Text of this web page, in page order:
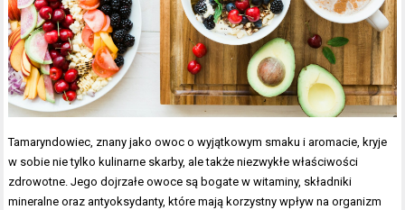
Tamaryndowiec, znany jako owoc o wyjątkowym smaku i aromacie, kryje
w sobie nie tylko kulinarne skarby, ale także niezwykłe właściwości
zdrowotne. Jego dojrzałe owoce są bogate w witaminy, składniki
mineralne oraz antyoksydanty, które mają korzystny wpływ na organizm